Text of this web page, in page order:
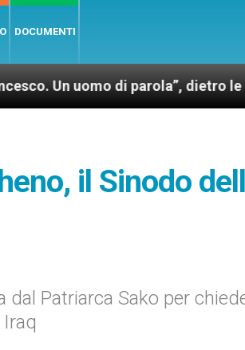
DOCUMENTI
uomo di parola”, dietro le quinte
il Sinodo
Patriarca Sako per